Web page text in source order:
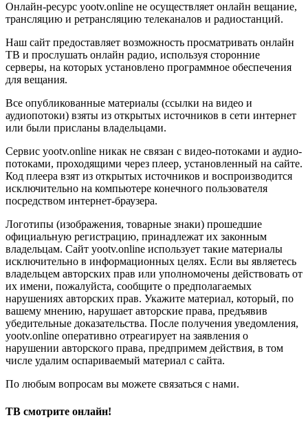
Онлайн-ресурс yootv.online не осуществляет онлайн вещание,
трансляцию и ретрансляцию телеканалов и радиостанций.
Наш сайт предоставляет возможность просматривать онлайн
ТВ и прослушать онлайн радио, используя сторонние
серверы, на которых установлено программное обеспечения
для вещания.
Все опубликованные материалы (ссылки на видео и
аудиопотоки) взяты из открытых источников в сети интернет
или были присланы владельцами.
Сервис yootv.online никак не связан с видео-потоками и аудио-
потоками, проходящими через плеер, установленный на сайте.
Код плеера взят из открытых источников и воспроизводится
исключительно на компьютере конечного пользователя
посредством интернет-браузера.
Логотипы (изображения, товарные знаки) прошедшие
официальную регистрацию, принадлежат их законным
владельцам. Сайт yootv.online использует такие материалы
исключительно в информационных целях. Если вы являетесь
владельцем авторских прав или уполномочены действовать от
их имени, пожалуйста, сообщите о предполагаемых
нарушениях авторских прав. Укажите материал, который, по
вашему мнению, нарушает авторские права, предъявив
убедительные доказательства. После получения уведомления,
yootv.online оперативно отреагирует на заявления о
нарушении авторского права, предпримем действия, в том
числе удалим оспариваемый материал с сайта.
По любым вопросам вы можете связаться с нами.
ТВ смотрите онлайн!